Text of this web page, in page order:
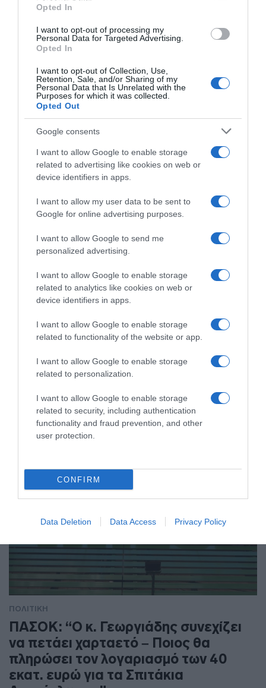
Opted In
I want to opt-out of processing my
Personal Data for Targeted Advertising.
Opted In
I want to opt-out of Collection, Use,
Retention, Sale, and/or Sharing of my
Personal Data that Is Unrelated with the
Purposes for which it was collected.
Opted Out
Google consents
I want to allow Google to enable storage
related to advertising like cookies on web or
device identifiers in apps.
I want to allow my user data to be sent to
Google for online advertising purposes.
I want to allow Google to send me
personalized advertising.
I want to allow Google to enable storage
related to analytics like cookies on web or
device identifiers in apps.
I want to allow Google to enable storage
related to functionality of the website or app.
I want to allow Google to enable storage
related to personalization.
I want to allow Google to enable storage
related to security, including authentication
functionality and fraud prevention, and other
user protection.
CONFIRM
Data Deletion Data Access Privacy Policy
Θεοδωρικάκος: “Συμβάλλουμε στην
εθνική ασφάλεια της πατρίδας μας με
νέο αναπτυξιακό καθεστώς για την
Άμυνα”
Στα 150.000.000 ευρώ ανέρχονται οι επενδύσεις
ΠΟΛΙΤΙΚΗ
ΠΑΣΟΚ: “Έκθεση – κόλαφος του
ΟΟΣΑ διαλύει το success story της
κυβέρνησης”
"Η Ελλάδα καταγράφει τη χειρότερη επίδοση"
ΠΟΛΙΤΙΚΗ
ΠΑΣΟΚ: “Ο κ. Γεωργιάδης συνεχίζει
να πετάει χαρταετό – Ποιος θα
πληρώσει τον λογαριασμό των 40
εκατ. ευρώ για τα Σπιτάκια